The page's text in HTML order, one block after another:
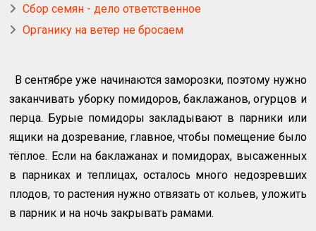
Сбор семян - дело ответственное
Органику на ветер не бросаем
В сентябре уже начинаются заморозки, поэтому нужно
заканчивать уборку помидоров, баклажанов, огурцов и
перца. Бурые помидоры закладывают в парники или
ящики на дозревание, главное, чтобы помещение было
тёплое. Если на баклажанах и помидорах, высаженных
в парниках и теплицах, осталось много недозревших
плодов, то растения нужно отвязать от кольев, уложить
в парник и на ночь закрывать рамами.